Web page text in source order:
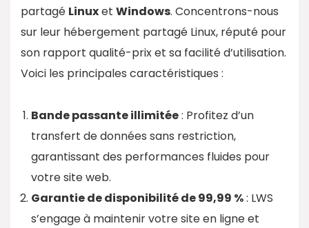
partagé Linuxet Windows. Concentrons-nous
sur leur hébergement partagé Linux, réputé pour
son rapport qualité-prix et sa facilité d’utilisation.
Voici les principales caractéristiques :
Bande passante illimitée: Profitez d’un
transfert de données sans restriction,
garantissant des performances fluides pour
votre site web.
Garantie de disponibilité de 99,99 %: LWS
s’engage à maintenir votre site en ligne et